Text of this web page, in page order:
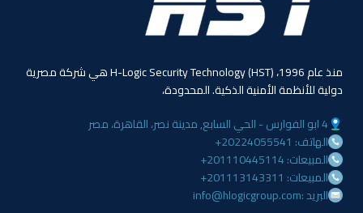
منذ عام 1996، (HST) H-Logic Security Technology هي شركة مصرية
دولية للأنظمة الأمنية الذكية. المحدودة،
4 ابو الفوارس - الحي السابع, مدينة نصر، القاهرة، مصر
الهاتف: 20224055541+
المبيعات: 201110445114+
المبيعات: 201113143311+
البريد :info@hlogicgroup.com